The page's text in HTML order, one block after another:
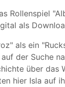
Rollenspiel
als
als ein
der Suche
über das
hier Isla auf